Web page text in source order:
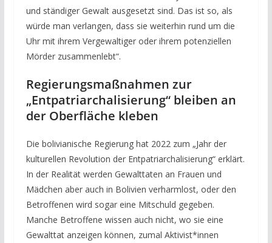
und ständiger Gewalt ausgesetzt sind. Das ist so, als
würde man verlangen, dass sie weiterhin rund um die
Uhr mit ihrem Vergewaltiger oder ihrem potenziellen
Mörder zusammenlebt“.
Regierungsmaßnahmen zur
„Entpatriarchalisierung“ bleiben an
der Oberfläche kleben
Die bolivianische Regierung hat 2022 zum „Jahr der
kulturellen Revolution der Entpatriarchalisierung“ erklärt.
In der Realität werden Gewalttaten an Frauen und
Mädchen aber auch in Bolivien verharmlost, oder den
Betroffenen wird sogar eine Mitschuld gegeben.
Manche Betroffene wissen auch nicht, wo sie eine
Gewalttat anzeigen können, zumal Aktivist*innen